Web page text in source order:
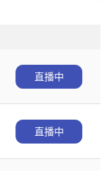
直播中
直播中